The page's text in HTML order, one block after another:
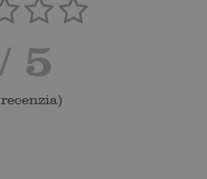
/ 5
)